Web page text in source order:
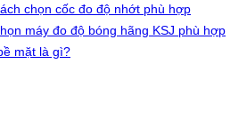
chọn cốc đo độ nhớt phù hợp
máy đo độ bóng hãng KSJ phù hợp
mặt là gì?